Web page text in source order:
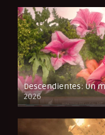
Descendientes: Un
2026
FULL HD